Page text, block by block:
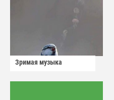
Зримая музыка